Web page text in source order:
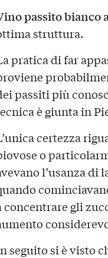
passito bianco
struttura.
pratica di far
passiti più
è giunta in
certezza
o
l’usanza di
concentrare gli
seguito si è visto